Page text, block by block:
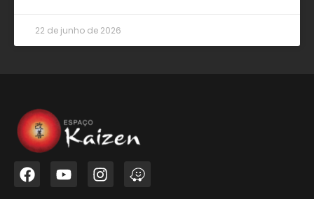
22 de junho de 2026